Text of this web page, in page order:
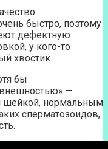
быстро, поэтому
дефектную
у кого-то
хвостик.
бы
—
шейкой, нормальным
сперматозоидов,